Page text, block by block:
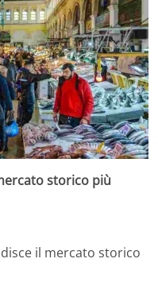
storico più
il mercato storico